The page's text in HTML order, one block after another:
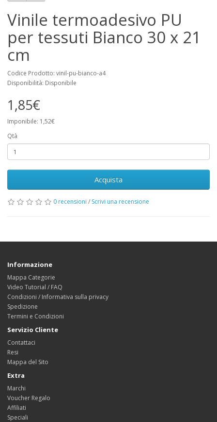
Vinile termoadesivo PU
per tessuti Bianco 30 x 21
cm
Codice Prodotto: vinil-pu-bianco-a4
Disponibilità: Disponibile
1,85€
Imponibile: 1,52€
Qtà
Acquista
0 recensioni / Scrivi una recensione
Informazione
Mappa Categorie
Video Tutorial / FAQ
Condizioni / Informativa sulla privacy
Spedizione
Termini e Condizioni
Servizio Cliente
Contattaci
Resi
Mappa del Sito
Extra
Marchi
Voucher Regalo
Affiliati
Speciali